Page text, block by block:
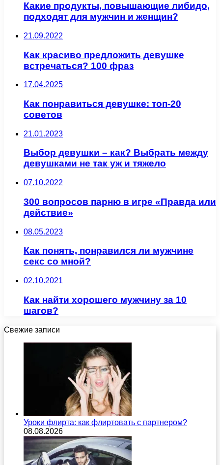
Какие продукты, повышающие либидо,
подходят для мужчин и женщин?
21.09.2022
Как красиво предложить девушке
встречаться? 100 фраз
17.04.2025
Как понравиться девушке: топ-20
советов
21.01.2023
Выбор девушки – как? Выбрать между
девушками не так уж и тяжело
07.10.2022
300 вопросов парню в игре «Правда или
действие»
08.05.2023
Как понять, понравился ли мужчине
секс со мной?
02.10.2021
Как найти хорошего мужчину за 10
шагов?
Свежие записи
Уроки флирта: как флиртовать с партнером?
08.08.2026